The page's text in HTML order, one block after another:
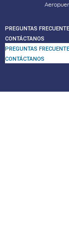
PREGUNTAS
CONTÁCTANOS
PREGUNTAS
CONTÁCTANOS